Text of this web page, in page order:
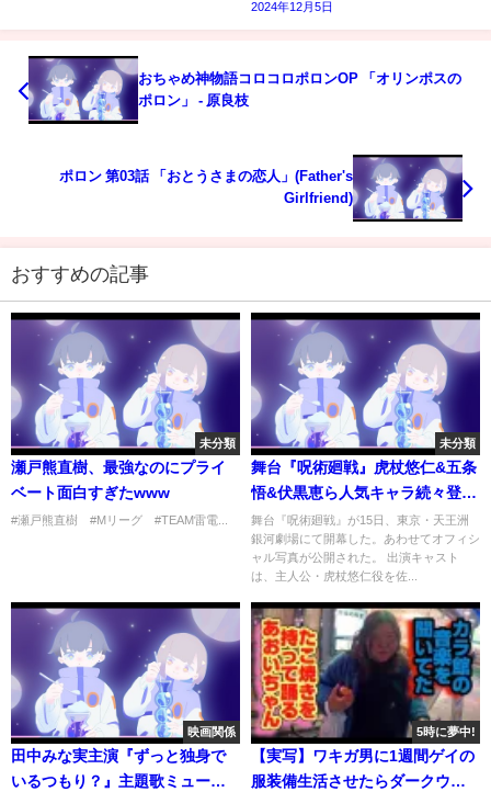
2024年12月5日
おちゃめ神物語コロコロポロンOP 「オリンポスの
ポロン」 - 原良枝
ポロン 第03話 「おとうさまの恋人」(Father's
Girlfriend)
おすすめの記事
未分類
瀬戸熊直樹、最強なのにプライ
ベート面白すぎたwww
#瀬戸熊直樹 #Mリーグ #TEAM雷電...
未分類
舞台『呪術廻戦』虎杖悠仁&五条
悟&伏黒恵ら人気キャラ続々登
場！ファン歓喜の名シーンも完
全再現 舞台「呪術廻戦」公開
ゲネプロ
舞台『呪術廻戦』が15日、東京・天王洲
銀河劇場にて開幕した。あわせてオフィシ
ャル写真が公開された。 出演キャスト
は、主人公・虎杖悠仁役を佐...
映画関係
田中みな実主演『ずっと独身で
いるつもり？』主題歌ミュージ
5時に夢中!
【実写】ワキガ男に1週間ゲイの
服装備生活させたらダークウェ